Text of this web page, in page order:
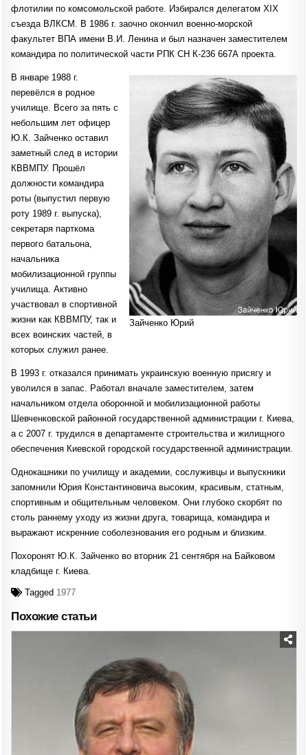
флотилии по комсомольской работе. Избирался делегатом XIX
съезда ВЛКСМ. В 1986 г. заочно окончил военно-морской
факультет ВПА имени В.И. Ленина и был назначен заместителем
командира по политической части РПК СН К-236 667А проекта.
Зайченко Юрий
В январе 1988 г.
перевёлся в родное
училище. Всего за пять с
небольшим лет офицер
Ю.К. Зайченко оставил
заметный след в истории
КВВМПУ. Прошёл
должности командира
роты (выпустил первую
роту 1989 г. выпуска),
секретаря парткома
первого батальона,
начальника
мобилизационной группы
училища. Активно
участвовал в спортивной
жизни как КВВМПУ, так и
всех воинских частей, в
которых служил ранее.
В 1993 г. отказался принимать украинскую военную присягу и
уволился в запас. Работал вначале заместителем, затем
начальником отдела оборонной и мобилизационной работы
Шевченковской районной государственной администрации г. Киева,
а с 2007 г. трудился в департаменте строительства и жилищного
обеспечения Киевской городской государственной администрации.
Однокашники по училищу и академии, сослуживцы и выпускники
запомнили Юрия Константиновича высоким, красивым, статным,
спортивным и общительным человеком. Они глубоко скорбят по
столь раннему уходу из жизни друга, товарища, командира и
выражают искренние соболезнования его родным и близким.
Похоронят Ю.К. Зайченко во вторник 21 сентября на Байковом
кладбище г. Киева.
Tagged 1977
Похожие статьи
Posted
in